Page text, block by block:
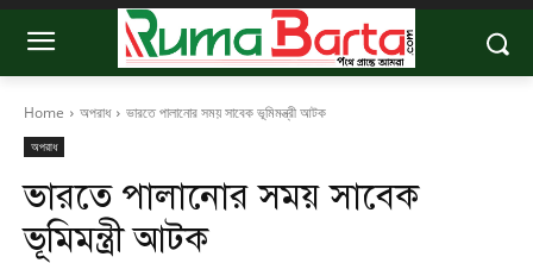
Home অপরাধ ভারতে পালানোর সময় সাবেক ভূমিমন্ত্রী আটক
অপরাধ
ভারতে পালানোর সময় সাবেক
ভূমিমন্ত্রী আটক